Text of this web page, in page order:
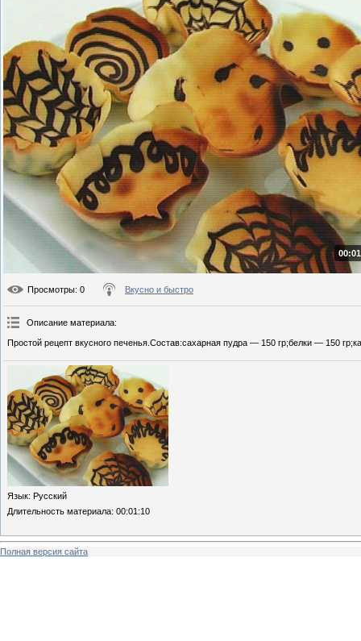
Просмотры: 0 Вкусно и быстро
Описание материала:
Простой рецепт вкусного печенья.Состав:сахарная пудра — 150 гр;белки — 150
Язык: Русский
Длительность материала: 00:01:10
Полная версия сайта